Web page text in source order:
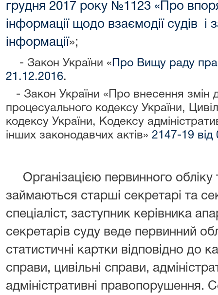
грудня 2017 року №1123 «Про
інформації щодо взаємодії судів і
інформації»;
- Закон України « Про Вищу раду
21.12.2016.
- Закон України «Про внесення змін
процесуального кодексу України,
кодексу України, Кодексу
інших законодавчих актів» 2147-19 від
Організацією первинного обліку
займаються старші секретарі та
спеціаліст, заступник керівника
секретарів суду веде первинний
статистичні картки відповідно до
справи, цивільні справи,
адміністративні правопорушення.